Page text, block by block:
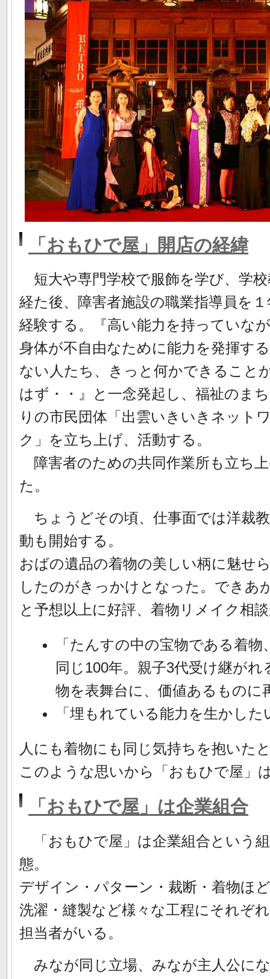
「おもひで屋」開店の経緯
短大や専門学校で服飾を学び、学
経た後、障害者施設の職業指導員を
経験する。『高い能力を持っていな
身体が不自由なために能力を発揮す
ない人たち、きっと何かできること
はず・・』と一念発起し、福祉のま
りの市民団体「出雲いきいきネット
ク」を立ち上げ、活動する。
障害者のための共同作業所も立ち
た。
ちょうどその頃、仕事面では洋裁
動も開始する。
おばの遺品の着物の美しい柄に魅せ
したのがきっかけとなった。できあ
と予想以上に好評、着物リメイク相
「たんすの中の宝物である着
同じ100年。親子3代受け継が
物を表舞台に、価値あるものに
「埋もれている能力を生かした
人にも着物にも同じ気持ちを抱いた
このような思いから「おもひで屋」
「おもひで屋」は企業組合
「おもひで屋」は企業組合という
態。
デザイン・パターン・裁断・着物ほ
洗濯・縫製など様々な工程にそれぞ
担当者がいる。
みなが同じ立場、みなが主人公に